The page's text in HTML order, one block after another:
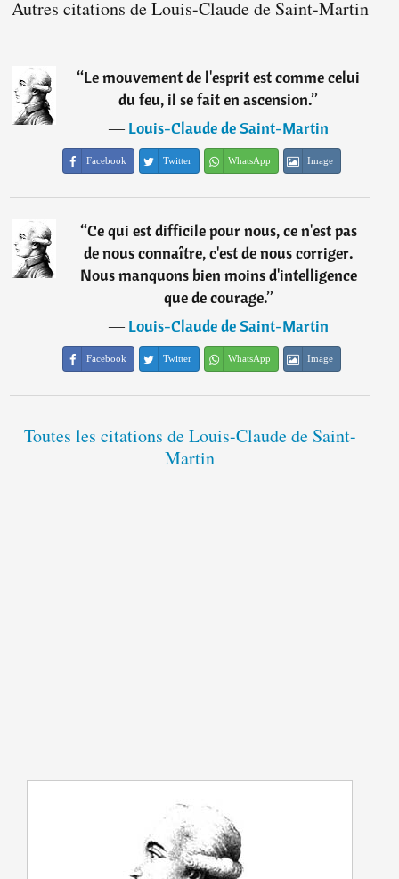
Autres citations de Louis-Claude de Saint-Martin
“Le mouvement de l'esprit est comme celui
du feu, il se fait en ascension.”
―Louis-Claude de Saint-Martin
Facebook Twitter WhatsApp Image
“Ce qui est difficile pour nous, ce n'est pas
de nous connaître, c'est de nous corriger.
Nous manquons bien moins d'intelligence
que de courage.”
―Louis-Claude de Saint-Martin
Facebook Twitter WhatsApp Image
Toutes les citations de Louis-Claude de Saint-
Martin